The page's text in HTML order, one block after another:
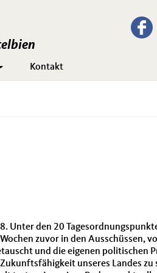
Kontakt
Unter den 20
zuvor in den Ausschüssen,
und die eigenen politischen
unseres Landes zu